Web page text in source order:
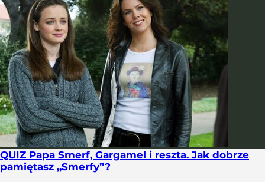
QUIZ Papa Smerf, Gargamel i reszta. Jak dobrze
pamiętasz „Smerfy”?